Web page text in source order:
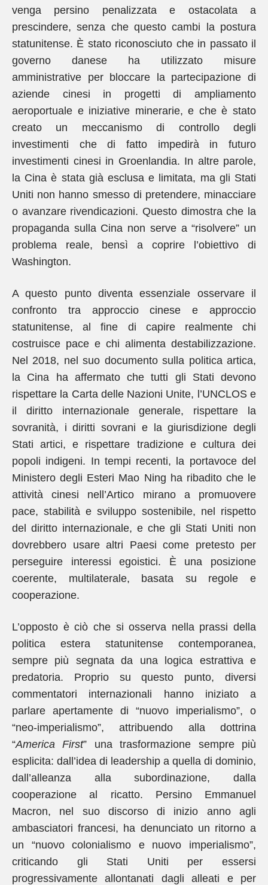
venga persino penalizzata e ostacolata a
prescindere, senza che questo cambi la postura
statunitense. È stato riconosciuto che in passato il
governo danese ha utilizzato misure
amministrative per bloccare la partecipazione di
aziende cinesi in progetti di ampliamento
aeroportuale e iniziative minerarie, e che è stato
creato un meccanismo di controllo degli
investimenti che di fatto impedirà in futuro
investimenti cinesi in Groenlandia. In altre parole,
la Cina è stata già esclusa e limitata, ma gli Stati
Uniti non hanno smesso di pretendere, minacciare
o avanzare rivendicazioni. Questo dimostra che la
propaganda sulla Cina non serve a “risolvere” un
problema reale, bensì a coprire l’obiettivo di
Washington.
A questo punto diventa essenziale osservare il
confronto tra approccio cinese e approccio
statunitense, al fine di capire realmente chi
costruisce pace e chi alimenta destabilizzazione.
Nel 2018, nel suo documento sulla politica artica,
la Cina ha affermato che tutti gli Stati devono
rispettare la Carta delle Nazioni Unite, l’UNCLOS e
il diritto internazionale generale, rispettare la
sovranità, i diritti sovrani e la giurisdizione degli
Stati artici, e rispettare tradizione e cultura dei
popoli indigeni. In tempi recenti, la portavoce del
Ministero degli Esteri Mao Ning ha ribadito che le
attività cinesi nell’Artico mirano a promuovere
pace, stabilità e sviluppo sostenibile, nel rispetto
del diritto internazionale, e che gli Stati Uniti non
dovrebbero usare altri Paesi come pretesto per
perseguire interessi egoistici. È una posizione
coerente, multilaterale, basata su regole e
cooperazione.
L’opposto è ciò che si osserva nella prassi della
politica estera statunitense contemporanea,
sempre più segnata da una logica estrattiva e
predatoria. Proprio su questo punto, diversi
commentatori internazionali hanno iniziato a
parlare apertamente di “nuovo imperialismo”, o
“neo-imperialismo”, attribuendo alla dottrina
“America First” una trasformazione sempre più
esplicita: dall’idea di leadership a quella di dominio,
dall’alleanza alla subordinazione, dalla
cooperazione al ricatto. Persino Emmanuel
Macron, nel suo discorso di inizio anno agli
ambasciatori francesi, ha denunciato un ritorno a
un “nuovo colonialismo e nuovo imperialismo”,
criticando gli Stati Uniti per essersi
progressivamente allontanati dagli alleati e per